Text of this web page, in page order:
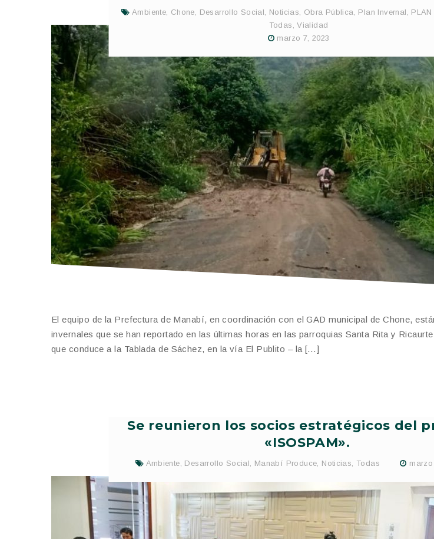
Ambiente Chone Desarrollo Social Noticias Obra Pública Plan Invernal PLAN
Todas ,Vialidad
marzo 7, 2023
El equipo de la Prefectura de Manabí, en coordinación con el GAD municipal de Chone,
invernales que se han reportado en las últimas horas en las parroquias Santa Rita y
que conduce a la Tablada de Sáchez, en la vía El Publito – la […]
Se reunieron los socios estratégicos del
«ISOSPAM».
Ambiente, Desarrollo Social, Manabí Produce, Noticias, Todas marzo